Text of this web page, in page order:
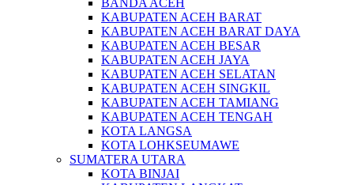
BANDA ACEH
KABUPATEN ACEH BARAT
KABUPATEN ACEH BARAT DAYA
KABUPATEN ACEH BESAR
KABUPATEN ACEH JAYA
KABUPATEN ACEH SELATAN
KABUPATEN ACEH SINGKIL
KABUPATEN ACEH TAMIANG
KABUPATEN ACEH TENGAH
KOTA LANGSA
KOTA LOHKSEUMAWE
SUMATERA UTARA
KOTA BINJAI